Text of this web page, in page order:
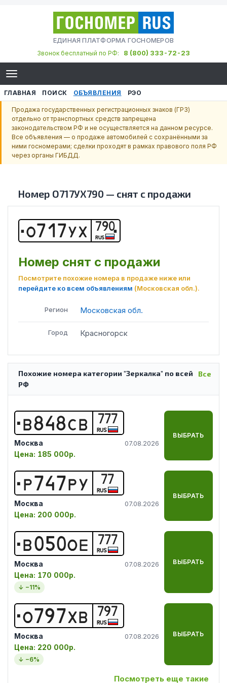
ЕДИНАЯ ПЛАТФОРМА ГОСНОМЕРОВ
Звонок бесплатный по РФ:
8 (800) 333-72-23
ГЛАВНАЯ ПОИСК ОБЪЯВЛЕНИЯ РЭО
Продажа государственных регистрационных знаков (ГРЗ)
отдельно от транспортных средств запрещена
законодательством РФ и не осуществляется на данном ресурсе.
Все объявления — о продаже автомобилей с сохранёнными за
ними госномерами; сделки проходят в рамках правового поля РФ
через органы ГИБДД.
Номер О717УХ790 — снят с продажи
О7 1 7УХ 790
RUS
Номер снят с продажи
Посмотрите похожие номера в продаже ниже или
перейдите ко всем объявлениям (Московская обл.).
Регион Московская обл.
Город Красногорск
Все
Похожие номера категории "Зеркалка" по всей
РФ
В848СВ 777
RUS
Москва 07.08.2026
Цена: 185 000р.
ВЫБРАТЬ
Р747РУ 77
RUS
Москва 07.08.2026
Цена: 200 000р.
ВЫБРАТЬ
В050ОЕ 777
RUS
Москва 07.08.2026
Цена: 170 000р.
↓ −11%
ВЫБРАТЬ
О797ХВ 797
RUS
Москва 07.08.2026
Цена: 220 000р.
↓ −6%
ВЫБРАТЬ
Посмотреть еще такие